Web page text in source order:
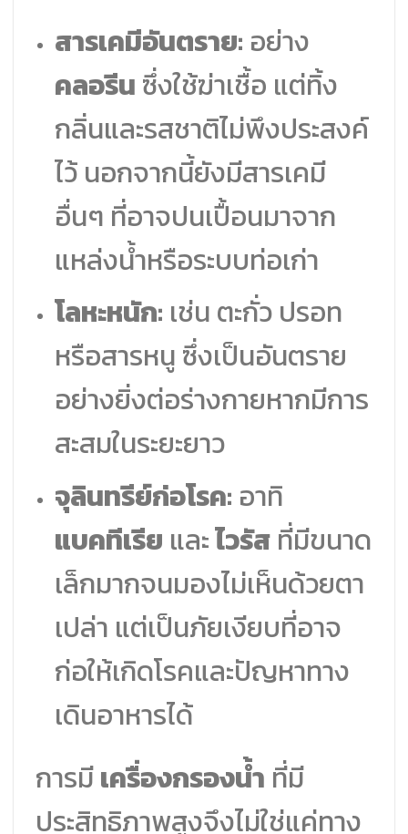
สารเคมีอันตราย: อย่าง
คลอรีน ซึ่งใช้ฆ่าเชื้อ แต่ทิ้ง
กลิ่นและรสชาติไม่พึงประสงค์
ไว้ นอกจากนี้ยังมีสารเคมี
อื่นๆ ที่อาจปนเปื้อนมาจาก
แหล่งน้ำหรือระบบท่อเก่า
โลหะหนัก: เช่น ตะกั่ว ปรอท
หรือสารหนู ซึ่งเป็นอันตราย
อย่างยิ่งต่อร่างกายหากมีการ
สะสมในระยะยาว
จุลินทรีย์ก่อโรค: อาทิ
แบคทีเรีย และไวรัสที่มีขนาด
เล็กมากจนมองไม่เห็นด้วยตา
เปล่า แต่เป็นภัยเงียบที่อาจ
ก่อให้เกิดโรคและปัญหาทาง
เดินอาหารได้
การมีเครื่องกรองน้ำ ที่มี
ประสิทธิภาพสูงจึงไม่ใช่แค่ทาง